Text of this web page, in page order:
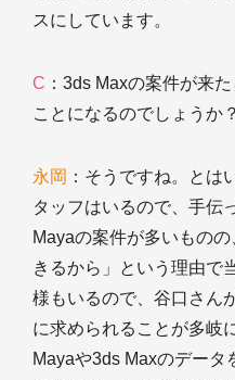
スにしています。
C ：3ds Maxの案件が来
ことになるのでしょうか？
永岡 ：そうですね。とは
タッフはいるので、手伝
Mayaの案件が多いもの
きるから」という理由で
様もいるので、谷口さん
に求められることが多岐
Mayaや3ds Maxのデー